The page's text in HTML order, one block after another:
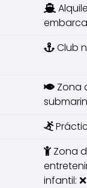
Club
Zona
Zona
infantil: ❌